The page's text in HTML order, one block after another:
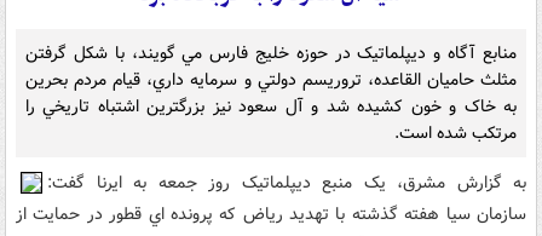
منابع آگاه و ديپلماتيک در حوزه خليج فارس مي گويند، با شکل گرفتن
مثلث حاميان القاعده، تروريسم دولتي و سرمايه داري، قيام مردم بحرين
به خاک و خون کشيده شد و آل سعود نيز بزرگترين اشتباه تاريخي را
مرتکب شده است.
به گزارش مشرق، يک منبع ديپلماتيک روز جمعه به ايرنا گفت:
سازمان سيا هفته گذشته با تهديد رياض که پرونده اي قطور در حمايت از